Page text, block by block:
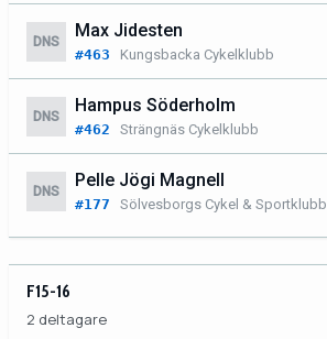
DNS
Max Jidesten
#463 Kungsbacka Cykelklubb
DNS
Hampus Söderholm
#462 Strängnäs Cykelklubb
DNS
Pelle Jögi Magnell
#177 Sölvesborgs Cykel & Sportklubb
F15-16
2 deltagare